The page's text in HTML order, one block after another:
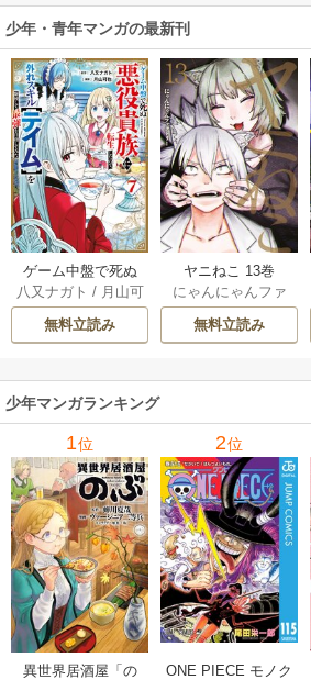
してみた（１）
少年・青年マンガの最新刊
ゲーム中盤で死ぬ
悪役貴族に転生し
たので、外れスキ
ル【テイム】を駆
してみた 7巻
八又ナガト / 月山可
也
無料立読み
ヤニねこ 13巻
にゃんにゃんファ
クトリー
無料立読み
少年マンガランキング
1位
異世界居酒屋「の
2位
ONE PIECE モノク